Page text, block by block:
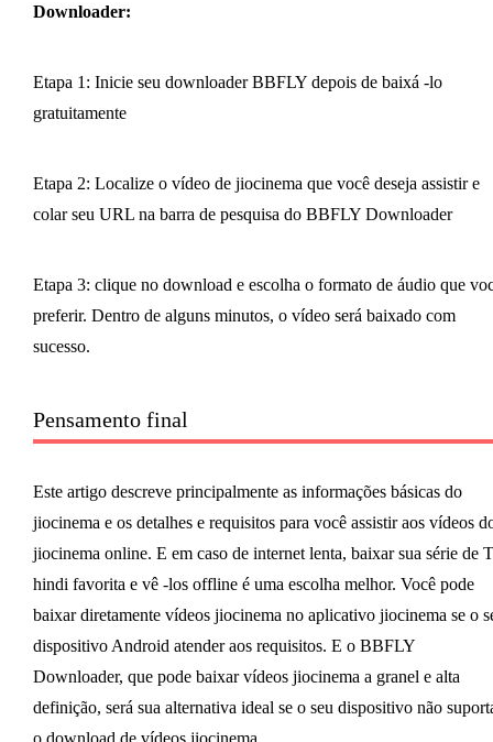
Downloader:
Etapa 1: Inicie seu downloader BBFLY depois de baixá -lo
gratuitamente
Etapa 2: Localize o vídeo de jiocinema que você deseja assistir e
colar seu URL na barra de pesquisa do BBFLY Downloader
Etapa 3: clique no download e escolha o formato de áudio que
preferir. Dentro de alguns minutos, o vídeo será baixado com
sucesso.
Pensamento final
Este artigo descreve principalmente as informações básicas do
jiocinema e os detalhes e requisitos para você assistir aos vídeos
jiocinema online. E em caso de internet lenta, baixar sua série de
hindi favorita e vê -los offline é uma escolha melhor. Você pode
baixar diretamente vídeos jiocinema no aplicativo jiocinema se o
dispositivo Android atender aos requisitos. E o BBFLY
Downloader, que pode baixar vídeos jiocinema a granel e alta
definição, será sua alternativa ideal se o seu dispositivo não
o download de vídeos jiocinema.